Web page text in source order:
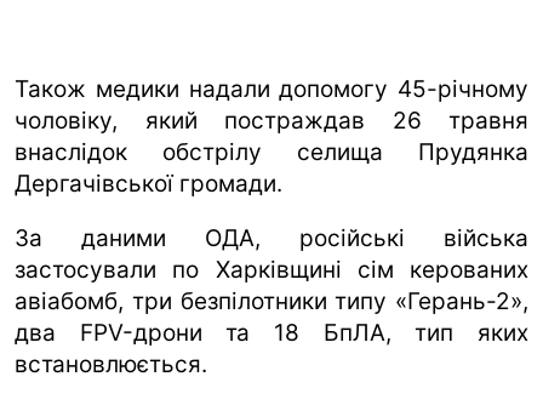
Також медики надали допомогу 45-річному
чоловіку, який постраждав 26 травня
внаслідок обстрілу селища Прудянка
Дергачівської громади.
За даними ОДА, російські війська
застосували по Харківщині сім керованих
авіабомб, три безпілотники типу «Герань-2»,
два FPV-дрони та 18 БпЛА, тип яких
встановлюється.